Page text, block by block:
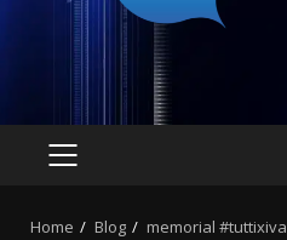
PRIMARY
Home Blog memorial